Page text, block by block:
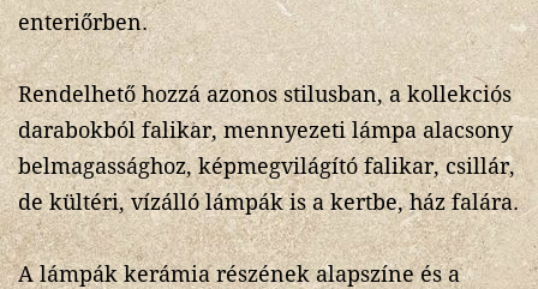
enteriőrben.
Rendelhető hozzá azonos stilusban, a kollekciós
darabokból falikar, mennyezeti lámpa alacsony
belmagassághoz, képmegvilágító falikar, csillár,
de kültéri, vízálló lámpák is a kertbe, ház falára.
A lámpák kerámia részének alapszíne és a